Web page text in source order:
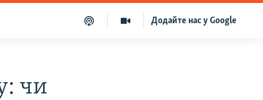
Додайте нас у Google
чи